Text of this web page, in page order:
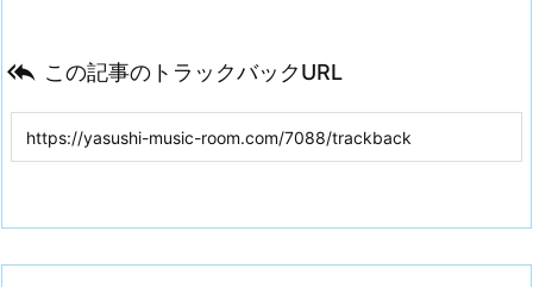
 この記事のトラックバックURL